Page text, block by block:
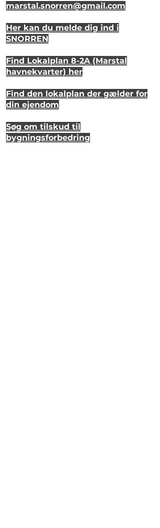
marstal.snorren@gmail.com
Her kan du melde dig ind i
SNORREN
Find Lokalplan 8-2A (Marstal
havnekvarter) her
Find den lokalplan der gælder for
din ejendom
Søg om tilskud til
bygningsforbedring